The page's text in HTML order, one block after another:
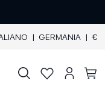
| GERMANIA | €